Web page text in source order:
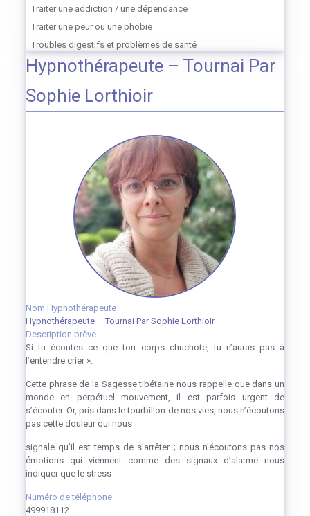
Traiter une addiction / une dépendance
Traiter une peur ou une phobie
Troubles digestifs et problèmes de santé
Hypnothérapeute – Tournai Par
Sophie Lorthioir
Nom Hypnothérapeute
Hypnothérapeute – Tournai Par Sophie Lorthioir
Description brève
Si tu écoutes ce que ton corps chuchote, tu n’auras pas à
l’entendre crier ».
Cette phrase de la Sagesse tibétaine nous rappelle que dans un
monde en perpétuel mouvement, il est parfois urgent de
s’écouter. Or, pris dans le tourbillon de nos vies, nous n’écoutons
pas cette douleur qui nous
signale qu’il est temps de s’arrêter ; nous n’écoutons pas nos
émotions qui viennent comme des signaux d’alarme nous
indiquer que le stress
Numéro de téléphone
499918112